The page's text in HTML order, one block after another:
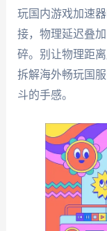
玩国内游戏加速
接，物理延迟叠
碎。别让物理距
拆解海外畅玩国
斗的手感。